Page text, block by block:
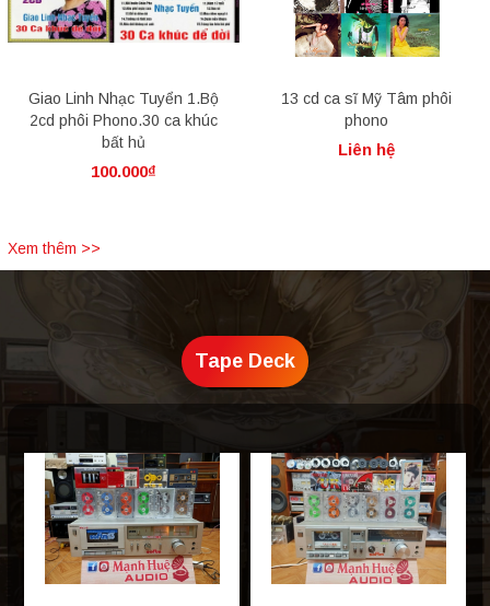
Giao Linh Nhạc Tuyển 1.Bộ
2cd phôi Phono.30 ca khúc
bất hủ
100.000₫
13 cd ca sĩ Mỹ Tâm phôi
phono
Liên hệ
Xem thêm >>
Tape Deck